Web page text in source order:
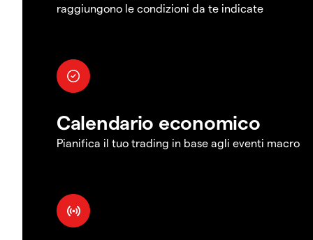
raggiungono le condizioni da te indicate
Calendario economico
Pianifica il tuo trading in base agli eventi macro